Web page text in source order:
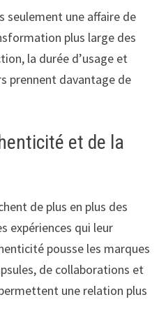
seulement une affaire de
plus large des
la durée d’usage et
prennent davantage de
et de la
de plus en plus des
expériences qui leur
pousse les marques
de collaborations et
une relation plus